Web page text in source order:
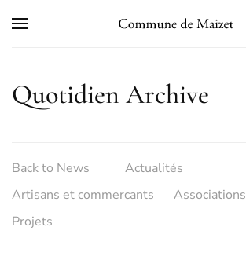
Quotidien Archive
Back to News
Actualités
Artisans et commercants
Associations
Projets